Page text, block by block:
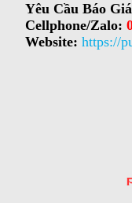
Yêu Cầu Báo
Cellphone/Zalo:
Website:https://